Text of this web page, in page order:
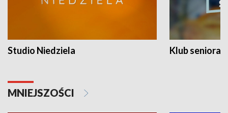
Studio Niedziela Klub seniora
MNIEJSZOŚCI